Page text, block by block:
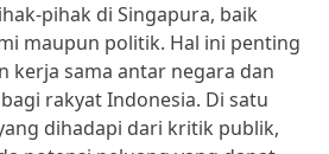
pihak di Singapura, baik
maupun politik. Hal ini penting
kerja sama antar negara dan
rakyat Indonesia. Di satu
dihadapi dari kritik publik,